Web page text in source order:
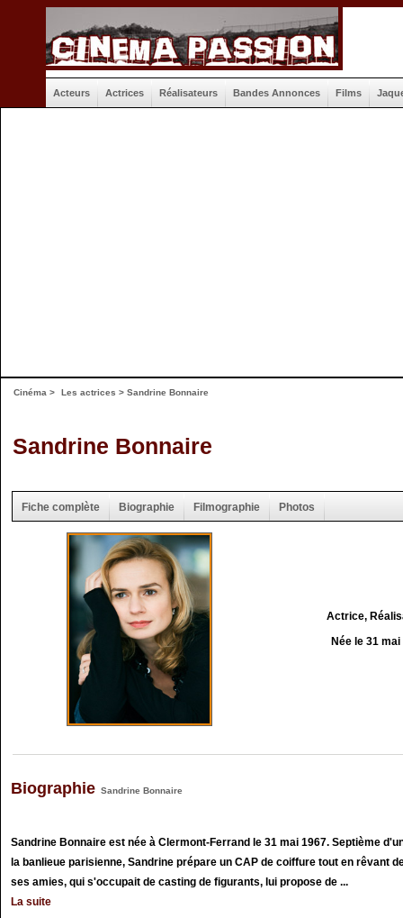
Acteurs Actrices Réalisateurs Bandes Annonces Films
Cinéma > Les actrices > Sandrine Bonnaire
Sandrine Bonnaire
Fiche complète Biographie Filmographie Photos
Actrice,
Née le 31 mai
Biographie Sandrine Bonnaire
Sandrine Bonnaire est née à Clermont-Ferrand le 31 mai 1967. Septième
la banlieue parisienne, Sandrine prépare un CAP de coiffure tout en rêvant
ses amies, qui s'occupait de casting de figurants, lui propose de ...
La suite